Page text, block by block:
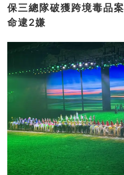
保三總隊破獲跨境毒品案 3D玩具熊藏愷他
命逮2嫌